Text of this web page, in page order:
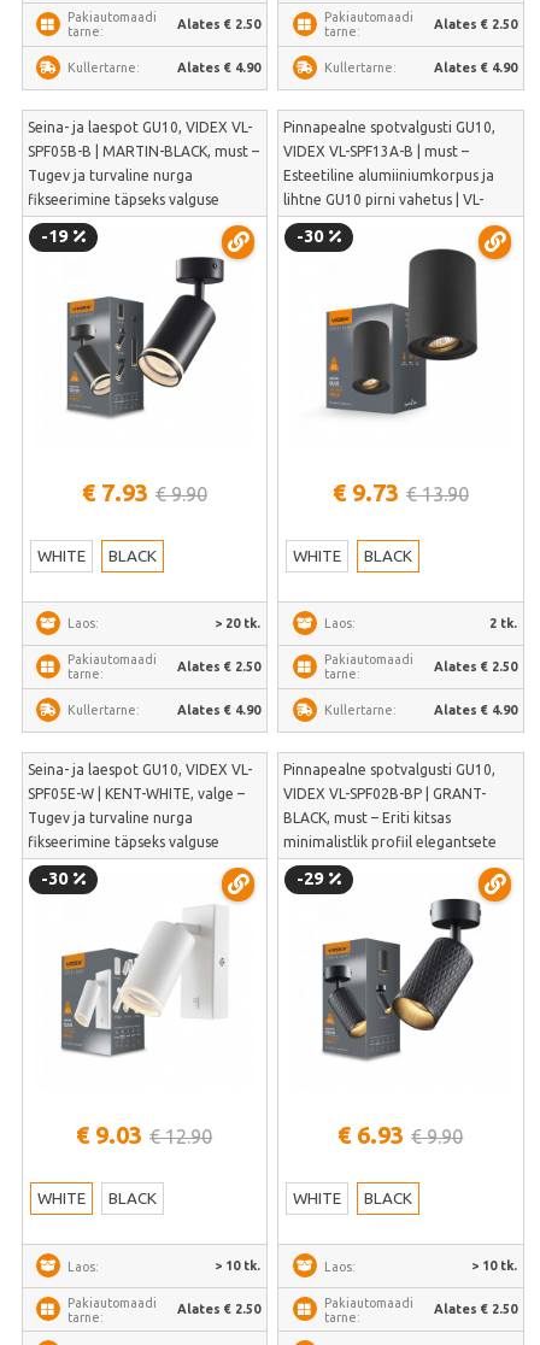
Pakiautomaadi
tarne:
Alates € 2.50
Kullertarne: Alates € 4.90
Pakiautomaadi
tarne:
Alates € 2.50
Kullertarne: Alates € 4.90
Seina- ja laespot GU10, VIDEX VL-
SPF05B-B | MARTIN-BLACK, must –
Tugev ja turvaline nurga
fikseerimine täpseks valguse
suunamiseks | VL-SPF05B-B
-19
€ 7.93 € 9.90
WHITE BLACK
Laos: > 20 tk.
Pakiautomaadi
tarne:
Alates € 2.50
Kullertarne: Alates € 4.90
Pinnapealne spotvalgusti GU10,
VIDEX VL-SPF13A-B | must –
Esteetiline alumiiniumkorpus ja
lihtne GU10 pirni vahetus | VL-
SPF13A-B
-30
€ 9.73 € 13.90
WHITE BLACK
Laos: 2 tk.
Pakiautomaadi
tarne:
Alates € 2.50
Kullertarne: Alates € 4.90
Seina- ja laespot GU10, VIDEX VL-
SPF05E-W | KENT-WHITE, valge –
Tugev ja turvaline nurga
fikseerimine täpseks valguse
suunamiseks | VL-SPF05E-W
-30
€ 9.03 € 12.90
WHITE BLACK
Laos: > 10 tk.
Pakiautomaadi
tarne:
Alates € 2.50
Pinnapealne spotvalgusti GU10,
VIDEX VL-SPF02B-BP | GRANT-
BLACK, must – Eriti kitsas
minimalistlik profiil elegantsete
laekujunduste jaoks | VL-SPF02B-
BP
-29
€ 6.93 € 9.90
WHITE BLACK
Laos: > 10 tk.
Pakiautomaadi
tarne:
Alates € 2.50